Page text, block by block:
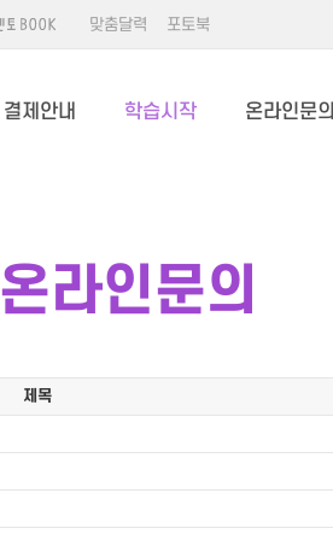
맞춤달력 포토북
결제안내 학습시작 온라인문의
온라인문의
제목